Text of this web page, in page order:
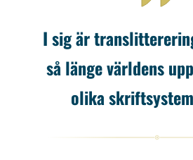
I sig är
så länge världens
olika